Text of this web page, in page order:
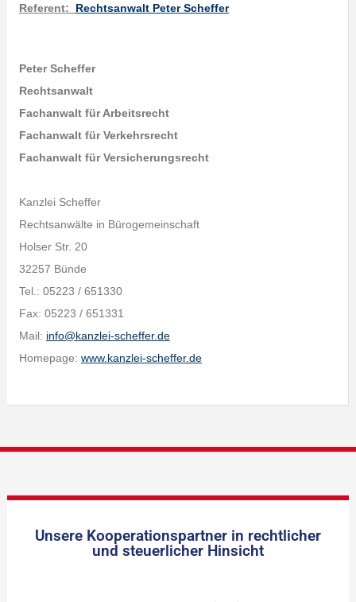
Referent: Rechtsanwalt Peter Scheffer
Peter Scheffer
Rechtsanwalt
Fachanwalt für Arbeitsrecht
Fachanwalt für Verkehrsrecht
Fachanwalt für Versicherungsrecht
Kanzlei Scheffer
Rechtsanwälte in Bürogemeinschaft
Holser Str. 20
32257 Bünde
Tel.: 05223 / 651330
Fax: 05223 / 651331
Mail: info@kanzlei-scheffer.de
Homepage: www.kanzlei-scheffer.de
Unsere Kooperationspartner in rechtlicher
und steuerlicher Hinsicht